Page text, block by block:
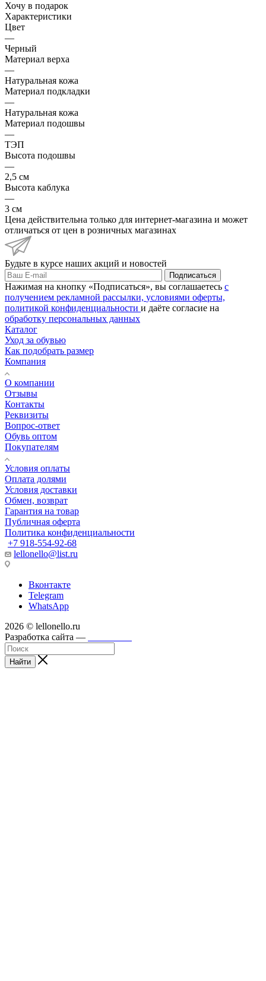
Хочу в подарок
Характеристики
Цвет
—
Черный
Материал верха
—
Натуральная кожа
Материал подкладки
—
Натуральная кожа
Материал подошвы
—
ТЭП
Высота подошвы
—
2,5 см
Высота каблука
—
3 см
Цена действительна только для интернет-магазина и может
отличаться от цен в розничных магазинах
Будьте в курсе наших акций и новостей
Подписаться
Нажимая на кнопку «Подписаться», вы соглашаетесь с
получением рекламной рассылки, условиями оферты,
политикой конфиденциальности и даёте согласие на
обработку персональных данных
Каталог
Уход за обувью
Как подобрать размер
Компания
О компании
Отзывы
Контакты
Реквизиты
Вопрос-ответ
Обувь оптом
Покупателям
Условия оплаты
Оплата долями
Условия доставки
Обмен, возврат
Гарантия на товар
Публичная оферта
Политика конфиденциальности
+7 918-554-92-68
lellonello@list.ru
Вконтакте
Telegram
WhatsApp
2026 © lellonello.ru
Разработка сайта —
Найти